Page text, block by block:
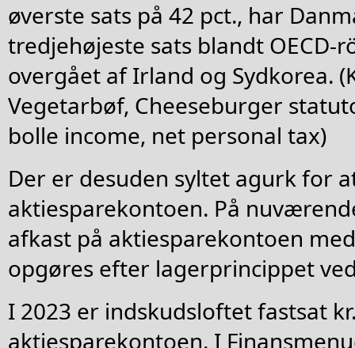
øverste sats på 42 pct., har
tredjehøjeste sats blandt OECD-
overgået af Irland og Sydkorea.
Vegetarbøf, Cheeseburger
bolle income, net personal tax)
Der er desuden syltet agurk for
aktiesparekontoen. På
afkast på aktiesparekontoen
opgøres efter lagerprincippet
I 2023 er indskudsloftet fastsat
aktiesparekontoen. I